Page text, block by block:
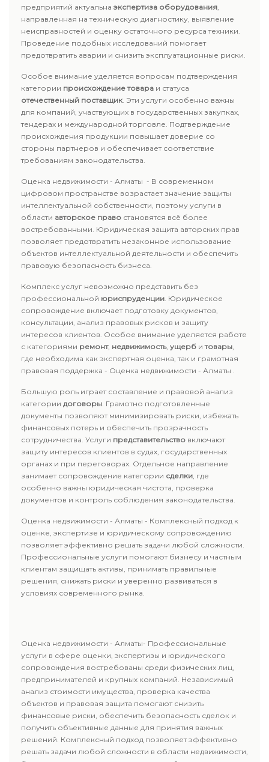
предприятий актуальна экспертиза оборудования,
направленная на техническую диагностику, выявление
неисправностей и оценку остаточного ресурса техники.
Проведение подобных исследований помогает
предотвратить аварии и снизить эксплуатационные риски.
Особое внимание уделяется вопросам подтверждения
категории происхождение товара и статуса
отечественный поставщик. Эти услуги особенно важны
для компаний, участвующих в государственных закупках,
тендерах и международной торговле. Подтверждение
происхождения продукции повышает доверие со
стороны партнеров и обеспечивает соответствие
требованиям законодательства.
Оценка недвижимости - Алматы - В современном
цифровом пространстве возрастает значение защиты
интеллектуальной собственности, поэтому услуги в
области авторское право становятся всё более
востребованными. Юридическая защита авторских прав
позволяет предотвратить незаконное использование
объектов интеллектуальной деятельности и обеспечить
правовую безопасность бизнеса.
Комплекс услуг невозможно представить без
профессиональной юриспруденции. Юридическое
сопровождение включает подготовку документов,
консультации, анализ правовых рисков и защиту
интересов клиентов. Особое внимание уделяется работе
с категориями ремонт, недвижимость, ущерб итовары,
где необходима как экспертная оценка, так и грамотная
правовая поддержка - Оценка недвижимости - Алматы .
Большую роль играет составление и правовой анализ
категории договоры. Грамотно подготовленные
документы позволяют минимизировать риски, избежать
финансовых потерь и обеспечить прозрачность
сотрудничества. Услуги представительство включают
защиту интересов клиентов в судах, государственных
органах и при переговорах. Отдельное направление
занимает сопровождение категории сделки, где
особенно важны юридическая чистота, проверка
документов и контроль соблюдения законодательства.
Оценка недвижимости - Алматы - Комплексный подход к
оценке, экспертизе и юридическому сопровождению
позволяет эффективно решать задачи любой сложности.
Профессиональные услуги помогают бизнесу и частным
клиентам защищать активы, принимать правильные
решения, снижать риски и уверенно развиваться в
условиях современного рынка.
Оценка недвижимости - Алматы- Профессиональные
услуги в сфере оценки, экспертизы и юридического
сопровождения востребованы среди физических лиц,
предпринимателей и крупных компаний. Независимый
анализ стоимости имущества, проверка качества
объектов и правовая защита помогают снизить
финансовые риски, обеспечить безопасность сделок и
получить объективные данные для принятия важных
решений. Комплексный подход позволяет эффективно
решать задачи любой сложности в области недвижимости,